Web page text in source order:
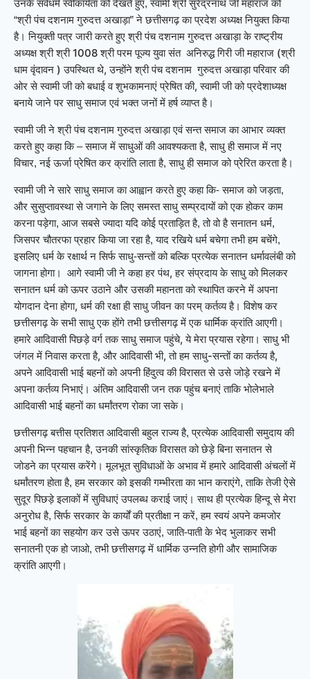
उनके सर्वधर्म स्वीकार्यता को देखते हुए, स्वामी श्री सुरेंद्रनाथ जी महाराज को
“श्री पंच दशनाम गुरुदत्त अखाड़ा” ने छत्तीसगढ़ काप्रदेश अध्यक्ष नियुक्त किया
है। नियुक्ती पत्र जारी करते हुए श्री पंच दशनाम गुरुदत्त अखाड़ा के राष्ट्रीय
अध्यक्षश्री श्री 1008 श्री परम पूज्य युवा संत अनिरुद्ध गिरी जी महाराज (श्री
धाम वृंदावन ) उपस्थित थे, उन्होंने श्री पंच दशनाम गुरुदत्त अखाड़ा परिवार की
ओर से स्वामी जी को बधाई व शुभकामनाएं प्रेषित की, स्वामी जी को प्रदेशाध्यक्ष
बनाये जाने पर साधु समाज एवं भक्त जनों में हर्ष व्याप्त है।
स्वामी जी ने श्री पंच दशनाम गुरुदत्त अखाड़ा एवं सन्त समाज का आभार व्यक्त
करते हुए कहा कि – समाज में साधुओं की आवश्यकता है, साधु ही समाज में नए
विचार, नई ऊर्जा प्रेषित कर क्रांति लाता है, साधु ही समाज को प्रेरित करता है।
स्वामी जी ने सारे साधु समाज का आह्वान करते हुए कहा कि- समाज को जड़ता,
और सुसुप्तावस्था से जगाने के लिए समस्त साधु सम्प्रदायों को एक होकर काम
करना पड़ेगा, आज सबसे ज्यादा यदि कोई प्रताड़ित है, तो वो है सनातन धर्म,
जिसपर चौतरफा प्रहार किया जा रहा है, याद रखिये धर्म बचेगा तभी हम बचेंगे,
इसलिए धर्म के रक्षार्थ न सिर्फ साधु-सन्तों को बल्कि प्रत्येक सनातन धर्मावलंबी को
जागना होगा।
आगे स्वामी जी ने कहा हर पंथ, हर संप्रदाय के साधु को मिलकर
सनातन धर्म को ऊपर उठाने और उसकी महानता को स्थापित करने में अपना
योगदान देना होगा, धर्म की रक्षा ही साधु जीवन का परम् कर्तव्य है। विशेष कर
छत्तीसगढ़ के सभी साधु एक होंगे तभी छत्तीसगढ़ में एक धार्मिक क्रांति आएगी।
हमारे आदिवासी पिछड़े वर्ग तक साधु समाज पहुंचे, ये मेरा प्रयास रहेगा। साधु भी
जंगल में निवास करता है, और आदिवासी भी, तो हम साधु-सन्तों का कर्तव्य है,
अपने आदिवासी भाई बहनों को अपनी हिंदुत्व की विरासत से उसे जोड़े रखने में
अपना कर्तव्य निभाएं। अंतिम आदिवासी जन तक पहुंच बनाएं ताकि भोलेभाले
आदिवासी भाई बहनों का धर्मांतरण रोका जा सके।
छत्तीसगढ़ बत्तीस प्रतिशत आदिवासी बहुल राज्य है, प्रत्येक आदिवासी समुदाय की
अपनी भिन्न पहचान है, उनकी सांस्कृतिक विरासत को छेड़े बिना सनातन से
जोडने का प्रयास करेंगे। मूलभूत सुविधाओं के अभाव में हमारे आदिवासी अंचलों में
धर्मांतरण होता है, हम सरकार को इसकी गम्भीरता का भान कराएंगे, ताकि तेजी ऐसे
सुदूर पिछड़े इलाकों में सुविधाएं उपलब्ध कराई जाएं। साथ ही प्रत्येक हिन्दू से मेरा
अनुरोध है, सिर्फ सरकार के कार्यों की प्रतीक्षा न करें, हम स्वयं अपने कमजोर
भाई बहनों का सहयोग कर उसे ऊपर उठाएं, जाति-पाती के भेद भुलाकर सभी
सनातनी एक हो जाओ, तभी छत्तीसगढ़ में धार्मिक उन्नति होगी और सामाजिक
क्रांति आएगी।